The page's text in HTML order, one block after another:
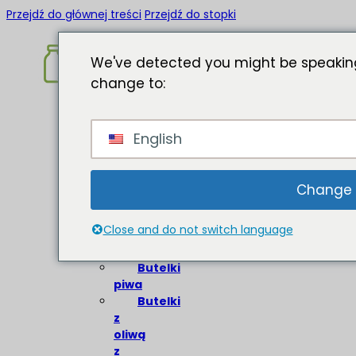
Przejdź do głównej treści Przejdź do stopki
Strona
główna
O
Butelki
Butelki
piwa
Butelki
z
oliwą
z
We've detected you might be
change to:
English
Close and do not switch language